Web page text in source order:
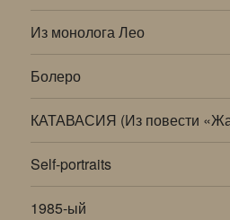
Из монолога Лео
Болеро
КАТАВАСИЯ (Из повести
Self-portraits
1985-ый